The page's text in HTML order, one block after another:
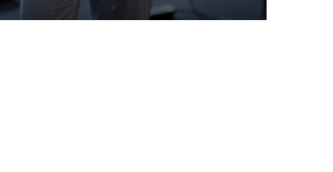
l'histoire de Christine